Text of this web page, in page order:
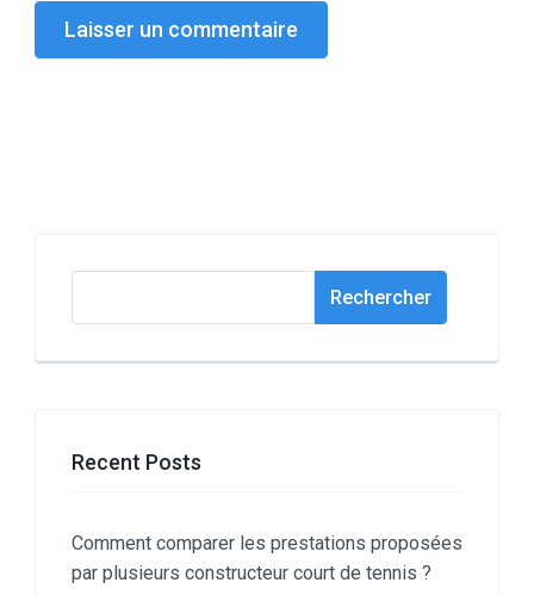
Rechercher
Recent Posts
Comment comparer les prestations proposées
par plusieurs constructeur court de tennis ?